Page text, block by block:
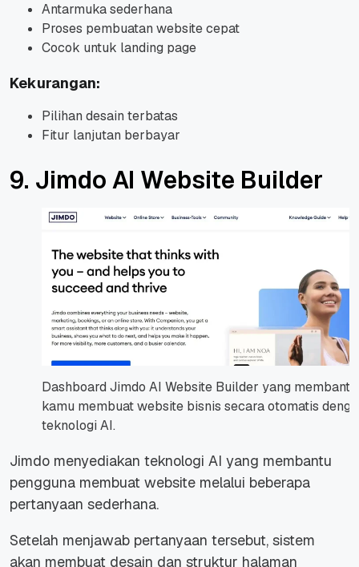
Antarmuka sederhana
Proses pembuatan website cepat
Cocok untuk landing page
Kekurangan:
Pilihan desain terbatas
Fitur lanjutan berbayar
9. Jimdo AI Website Builder
Dashboard Jimdo AI Website Builder yang membantu
kamu membuat website bisnis secara otomatis
teknologi AI.
Jimdo menyediakan teknologi AI yang membantu
pengguna membuat website melalui beberapa
pertanyaan sederhana.
Setelah menjawab pertanyaan tersebut, sistem
akan membuat desain dan struktur halaman